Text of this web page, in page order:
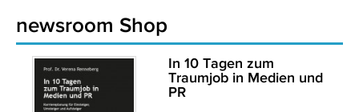
newsroom Shop
In 10 Tagen zum
Traumjob in Medien und
PR